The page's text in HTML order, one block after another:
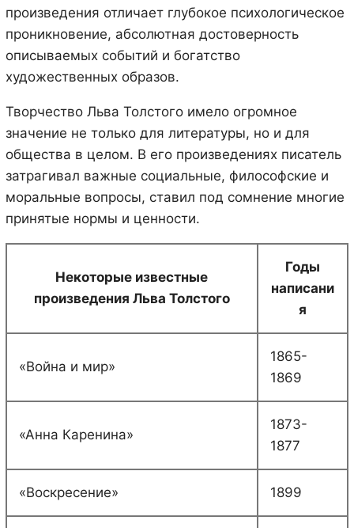
произведения отличает глубокое психологическое
проникновение, абсолютная достоверность
описываемых событий и богатство
художественных образов.
Творчество Льва Толстого имело огромное
значение не только для литературы, но и для
общества в целом. В его произведениях писатель
затрагивал важные социальные, философские и
моральные вопросы, ставил под сомнение многие
принятые нормы и ценности.
Некоторые известные
произведения Льва Толстого
Годы
написани
я
«Война и мир»
1865-
1869
«Анна Каренина»
1873-
1877
«Воскресение» 1899